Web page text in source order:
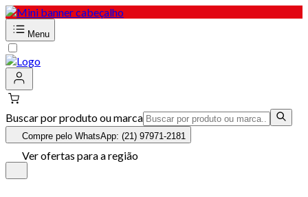
Menu
Buscar por produto ou marca
Compre pelo WhatsApp: (21) 97971-2181
Ver ofertas para a região